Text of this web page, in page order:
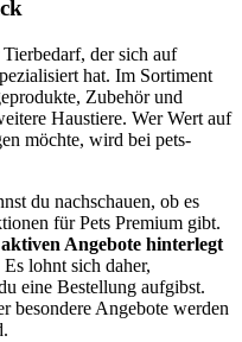
der sich auf
hat. Im Sortiment
Zubehör und
Haustiere. Wer Wert auf
möchte, wird bei pets-
du nachschauen, ob es
für Pets Premium gibt.
Angebote hinterlegt
lohnt sich daher,
eine Bestellung aufgibst.
besondere Angebote werden